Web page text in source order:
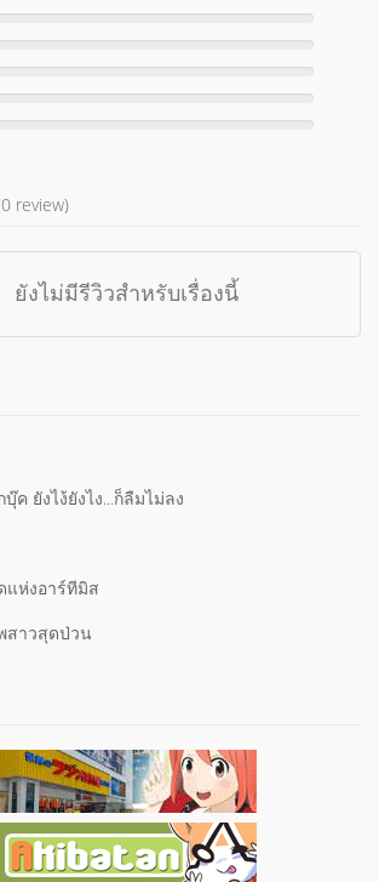
review)
ยังไม่มีรีวิวสำหรับเรื่องนี้
ค ยังไง้ยังไง...ก็ลืมไม่ลง
แห่งอาร์ทีมิส
สาวสุดป่วน